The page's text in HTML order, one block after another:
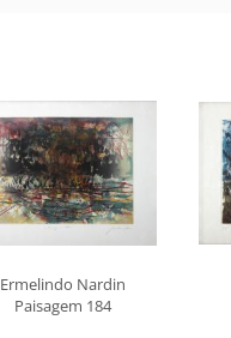
Ermelindo Nardin
Paisagem 184